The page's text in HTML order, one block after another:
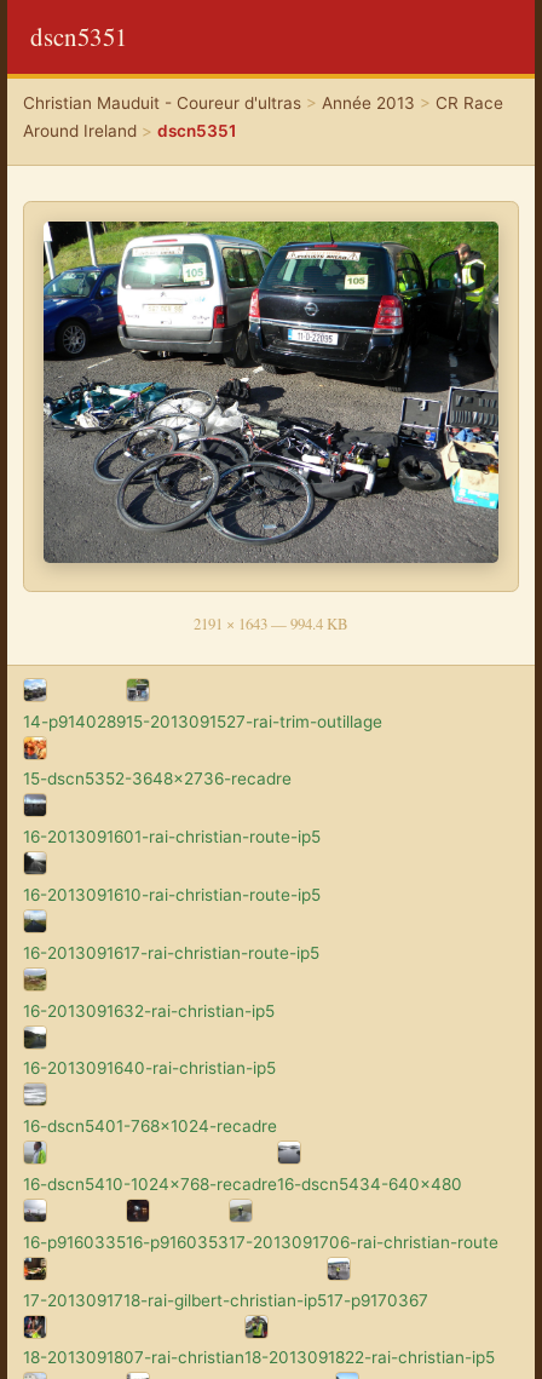
dscn5351
Christian Mauduit - Coureur d'ultras> Année 2013 > CR Race
Around Ireland> dscn5351
2191 × 1643 — 994.4 KB
14-p914028915-2013091527-rai-trim-outillage
15-dscn5352-3648x2736-recadre
16-2013091601-rai-christian-route-ip5
16-2013091610-rai-christian-route-ip5
16-2013091617-rai-christian-route-ip5
16-2013091632-rai-christian-ip5
16-2013091640-rai-christian-ip5
16-dscn5401-768x1024-recadre
16-dscn5410-1024x768-recadre16-dscn5434-640x480
16-p916033516-p916035317-2013091706-rai-christian-route
17-2013091718-rai-gilbert-christian-ip517-p9170367
18-2013091807-rai-christian18-2013091822-rai-christian-ip5